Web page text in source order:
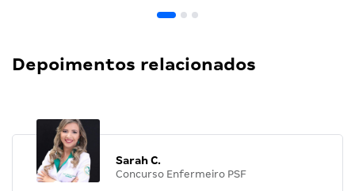
Depoimentos relacionados
Sarah C.
Concurso Enfermeiro PSF